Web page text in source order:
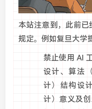
本站注意到，此前已
规定。例如复旦大学
禁止使用 AI
设计、算法
计）结构设
计）意义及